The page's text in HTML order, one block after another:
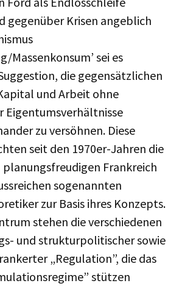
gegenüber Krisen angeblich
Massenkonsum’ sei es
die gegensätzlichen
und Arbeit ohne
Eigentumsverhältnisse
zu versöhnen. Diese
seit den 1970er-Jahren die
Frankreich
sogenannten
zur Basis ihres Konzepts.
stehen die verschiedenen
und strukturpolitischer sowie
„Regulation”, die das
stützen